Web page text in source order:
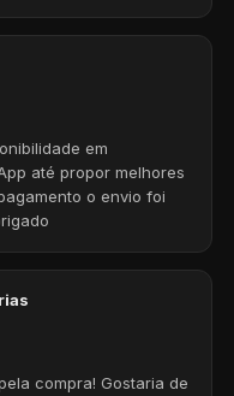
em
até propor melhores
o envio foi
compra! Gostaria de